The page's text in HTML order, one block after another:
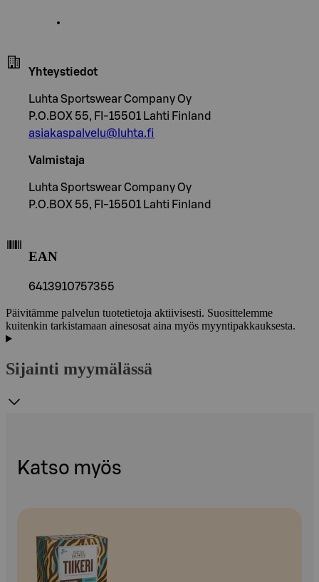
Yhteystiedot
Luhta Sportswear Company Oy
P.O.BOX 55, FI-15501 Lahti Finland
asiakaspalvelu@luhta.fi
Valmistaja
Luhta Sportswear Company Oy
P.O.BOX 55, FI-15501 Lahti Finland
EAN
6413910757355
Päivitämme palvelun tuotetietoja aktiivisesti. Suosittelemme
kuitenkin tarkistamaan ainesosat aina myös myyntipakkauksesta.
Sijainti myymälässä
Katso myös